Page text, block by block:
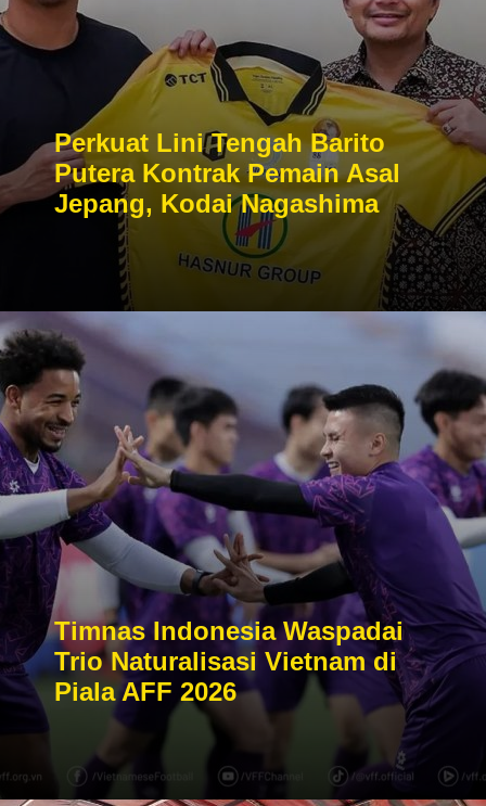
Perkuat Lini Tengah Barito
Putera Kontrak Pemain Asal
Jepang, Kodai Nagashima
Timnas Indonesia Waspadai
Trio Naturalisasi Vietnam di
Piala AFF 2026